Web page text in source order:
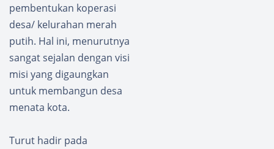
pembentukan koperasi
desa/ kelurahan merah
putih. Hal ini, menurutnya
sangat sejalan dengan visi
misi yang digaungkan
untuk membangun desa
menata kota.
Turut hadir pada